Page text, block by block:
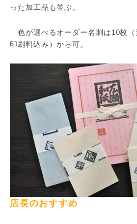
った加工品も並ぶ。
色が選べるオーダー名刺は10枚（
印刷料込み）から可。
店長のおすすめ